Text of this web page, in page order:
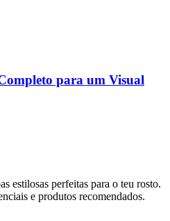
para um Visual
estilosas perfeitas para o teu rosto.
e produtos recomendados.